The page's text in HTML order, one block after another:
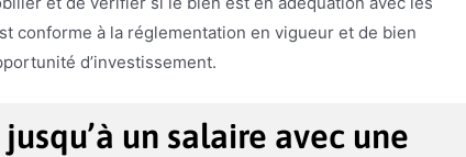
conforme à la réglementation en vigueur et de bien
d’investissement.
un salaire avec une